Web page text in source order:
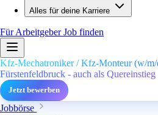
Alles für deine Karriere
Für ArbeitgeberJob finden
Kfz-Mechatroniker / Kfz-Monteur (w/m/
Fürstenfeldbruck - auch als Quereinstieg
Jetzt bewerben
Jobbörse